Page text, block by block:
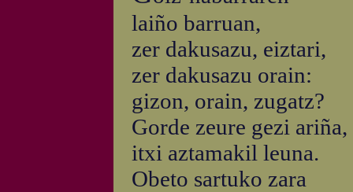
laiño barruan,
zer dakusazu, eiztari,
zer dakusazu orain:
gizon, orain, zugatz?
Gorde zeure gezi ariña,
itxi aztamakil leuna.
Obeto sartuko zara